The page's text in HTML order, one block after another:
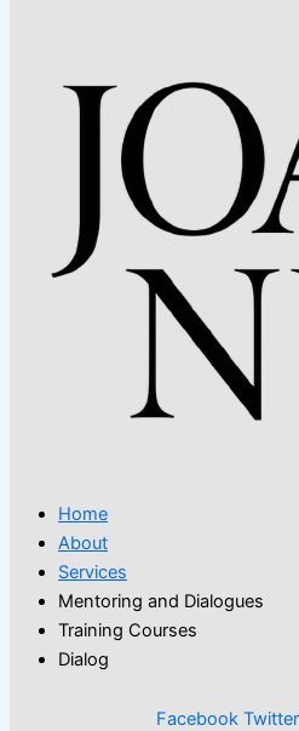
Home
About
Services
Mentoring and Dialogues
Training Courses
Dialog
Facebook Twitter